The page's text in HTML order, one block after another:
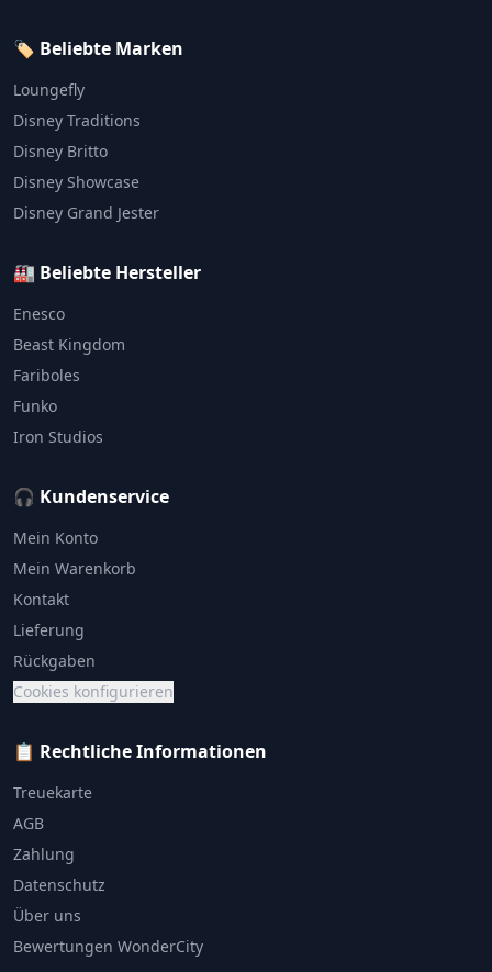
🏷️ Beliebte Marken
Loungefly
Disney Traditions
Disney Britto
Disney Showcase
Disney Grand Jester
🏭 Beliebte Hersteller
Enesco
Beast Kingdom
Fariboles
Funko
Iron Studios
🎧 Kundenservice
Mein Konto
Mein Warenkorb
Kontakt
Lieferung
Rückgaben
Cookies konfigurieren
📋 Rechtliche Informationen
Treuekarte
AGB
Zahlung
Datenschutz
Über uns
Bewertungen WonderCity